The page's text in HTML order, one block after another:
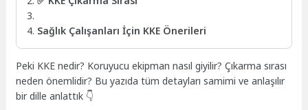
Sağlık Çalışanları İçin KKE Önerileri
Peki KKE nedir? Koruyucu ekipman nasıl giyilir? Çıkarma sırası
neden önemlidir? Bu yazıda tüm detayları samimi ve anlaşılır
bir dille anlattık 👇